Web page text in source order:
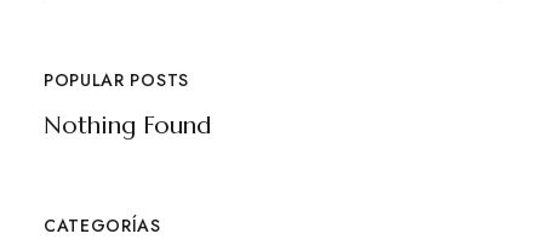
POPULAR POSTS
Nothing Found
CATEGORÍAS